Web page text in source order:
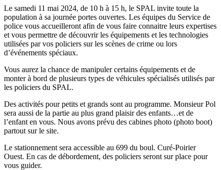
Le samedi 11 mai 2024, de 10 h à 15 h, le SPAL invite toute la
population à sa journée portes ouvertes. Les équipes du Service de
police vous accueilleront afin de vous faire connaitre leurs expertises
et vous permettre de découvrir les équipements et les technologies
utilisées par vos policiers sur les scènes de crime ou lors
d’événements spéciaux.
Vous aurez la chance de manipuler certains équipements et de
monter à bord de plusieurs types de véhicules spécialisés utilisés par
les policiers du SPAL.
Des activités pour petits et grands sont au programme. Monsieur Pol
sera aussi de la partie au plus grand plaisir des enfants…et de
l’enfant en vous. Nous avons prévu des cabines photo (photo boot)
partout sur le site.
Le stationnement sera accessible au 699 du boul. Curé-Poirier
Ouest. En cas de débordement, des policiers seront sur place pour
vous guider.